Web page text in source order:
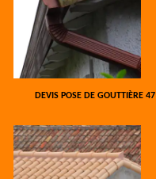
DEVIS POSE DE GOUTTIÈRE 47